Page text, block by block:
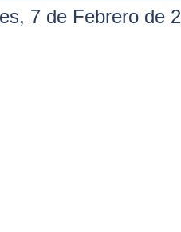
7 de Febrero de